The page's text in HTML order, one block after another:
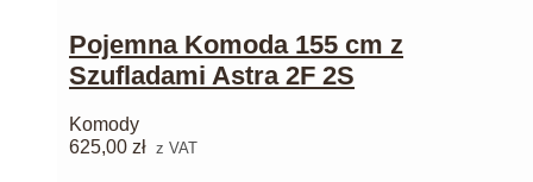
Pojemna Komoda 155 cm z
Szufladami Astra 2F 2S
Komody
625,00 zł z VAT